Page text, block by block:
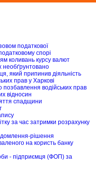
податкової
спорі
коливань курсу валют
необґрунтовано
який припинив діяльність
прав у Харкові
водійських прав
відносин
спадщини
за час затримки розрахунку
рішення
на користь банку
- підприємця (ФОП) за